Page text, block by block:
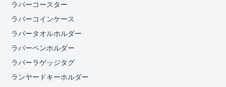
ラバーコースター
ラバーコインケース
ラバータオルホルダー
ラバーペンホルダー
ラバーラゲッジタグ
ランヤードキーホルダー